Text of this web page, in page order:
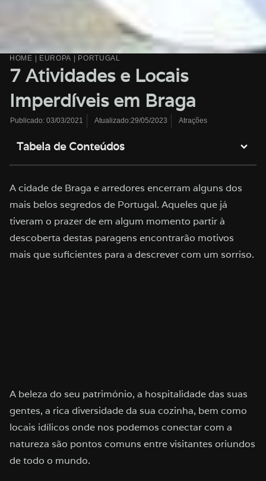
HOME | EUROPA | PORTUGAL
7 Atividades e Locais
Imperdíveis em Braga
Publicado: 03/03/2021 Atualizado:29/05/2023 Atrações
Tabela de Conteúdos
A cidade de Braga e arredores encerram alguns dos
mais belos segredos de Portugal. Aqueles que já
tiveram o prazer de em algum momento partir à
descoberta destas paragens encontrarão motivos
mais que suficientes para a descrever com um sorriso.
A beleza do seu património, a hospitalidade das suas
gentes, a rica diversidade da sua cozinha, bem como
locais idílicos onde nos podemos conectar com a
natureza são pontos comuns entre visitantes oriundos
de todo o mundo.